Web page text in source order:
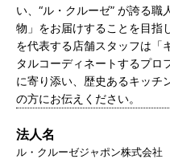
い、“ル・クルーゼ” が誇る
物」をお届けすることを目指
を代表する店舗スタッフは「
タルコーディネートするプロ
に寄り添い、歴史あるキッチ
の方にお伝えください。
法人名
ル・クルーゼジャポン株式会社